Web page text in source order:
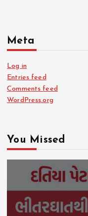
Meta
Log in
Entries feed
Comments feed
WordPress.org
You Missed